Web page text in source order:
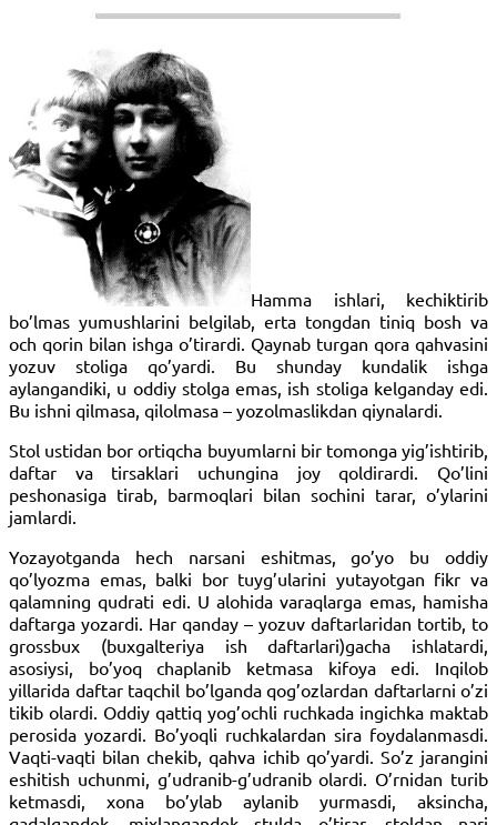
Hamma ishlari, kechiktirib
bo’lmas yumushlarini belgilab, erta tongdan tiniq bosh va
och qorin bilan ishga o’tirardi. Qaynab turgan qora qahvasini
yozuv stoliga qo’yardi. Bu shunday kundalik ishga
aylangandiki, u oddiy stolga emas, ish stoliga kelganday edi.
Bu ishni qilmasa, qilolmasa – yozolmaslikdan qiynalardi.
Stol ustidan bor ortiqcha buyumlarni bir tomonga yig’ishtirib,
daftar va tirsaklari uchungina joy qoldirardi. Qo’lini
peshonasiga tirab, barmoqlari bilan sochini tarar, o’ylarini
jamlardi.
Yozayotganda hech narsani eshitmas, go’yo bu oddiy
qo’lyozma emas, balki bor tuyg’ularini yutayotgan fikr va
qalamning qudrati edi. U alohida varaqlarga emas, hamisha
daftarga yozardi. Har qanday – yozuv daftarlaridan tortib, to
grossbux (buxgalteriya ish daftarlari)gacha ishlatardi,
asosiysi, bo’yoq chaplanib ketmasa kifoya edi. Inqilob
yillarida daftar taqchil bo’l­ganda qog’ozlardan daftarlarni o’zi
tikib olardi. Oddiy qattiq yog’ochli ruchkada ingichka maktab
perosida yozardi. Bo’yoqli ruchkalardan sira foydalanmasdi.
Vaqti-vaqti bilan chekib, qahva ichib qo’yardi. So’z jarangini
eshitish uchunmi, g’udranib-g’udranib olardi. O’rnidan turib
ketmasdi, xona bo’ylab aylanib yurmasdi, aksincha,